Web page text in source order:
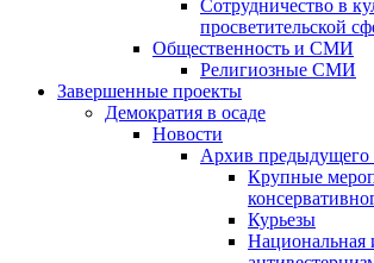
Сотрудничество в
просветительской
Общественность и СМИ
Религиозные СМИ
Завершенные проекты
Демократия в осаде
Новости
Архив предыдущего
Крупные
Курьезы
Национальная